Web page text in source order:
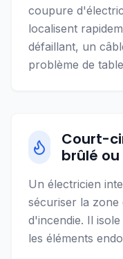
coupure
localisent
défaillant, un
problème de
Court-
brûlé
Un électricien
sécuriser la zone
d'incendie. Il
les éléments